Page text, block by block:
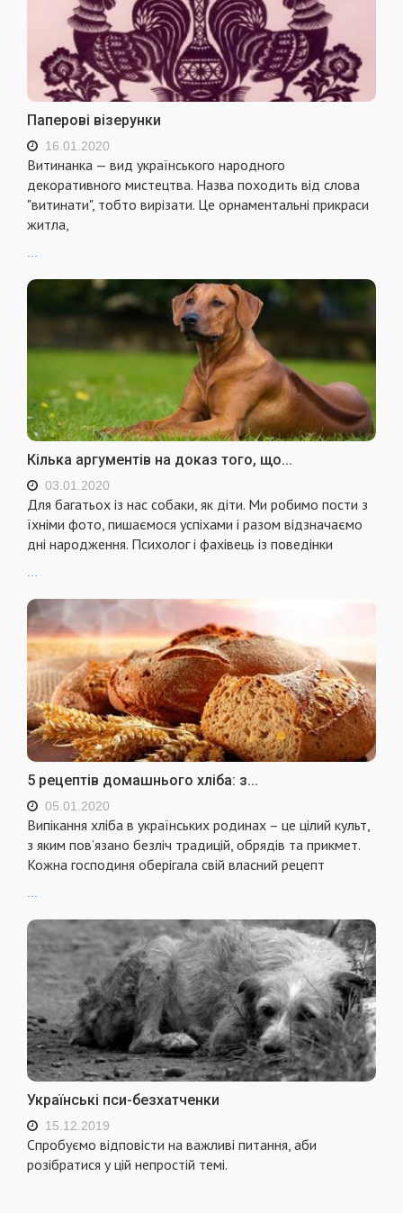
Паперові візерунки
16.01.2020
Витинанка — вид українського народного
декоративного мистецтва. Назва походить від слова
"витинати", тобто вирізати. Це орнаментальні прикраси
житла,
Кілька аргументів на доказ того, що...
03.01.2020
Для багатьох із нас собаки, як діти. Ми робимо пости з
їхніми фото, пишаємося успіхами і разом відзначаємо
дні народження. Психолог і фахівець із поведінки
...
5 рецептів домашнього хліба: з...
05.01.2020
Випікання хліба в українських родинах – це цілий культ,
з яким пов’язано безліч традицій, обрядів та прикмет.
Кожна господиня оберігала свій власний рецепт
Українські пси-безхатченки
15.12.2019
Спробуємо відповісти на важливі питання, аби
розібратися у цій непростій темі.